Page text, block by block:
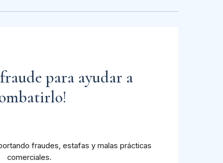
para ayudar a
fraudes, estafas y malas prácticas
comerciales.